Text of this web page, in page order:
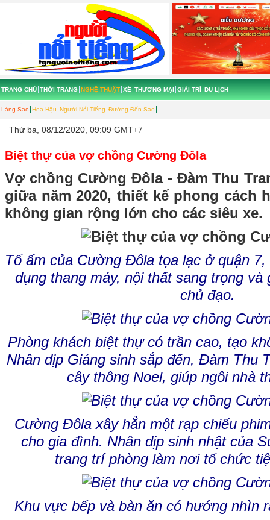
TRANG CHỦ THỜI TRANG NGHỆ THUẬT
Làng Sao Hoa Hậu Người Nổi Tiếng Đường Đến Sao
XẾ THƯƠNG MẠI GIẢI TRÍ DU LỊCH
Thứ ba, 08/12/2020, 09:09 GMT+7
Biệt thự của vợ chồng Cường Đôla
Vợ chồng Cường Đôla - Đàm Thu
giữa năm 2020, thiết kế phong cách
không gian rộng lớn cho các siêu xe.
Tổ ấm của Cường Đôla tọa lạc ở quận
dụng thang máy, nội thất sang trọng và
chủ đạo.
Phòng khách biệt thự có trần cao, tạo
Nhân dịp Giáng sinh sắp đến, Đàm Thu
cây thông Noel, giúp ngôi nhà
Cường Đôla xây hẳn một rạp chiếu
cho gia đình. Nhân dịp sinh nhật của
trang trí phòng làm nơi tổ chức
Khu vực bếp và bàn ăn có hướng nhìn